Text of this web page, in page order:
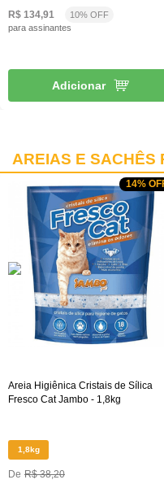
R$ 134,91
10% OFF
para assinantes
Adicionar
AREIAS E SACHÊS
14%
Areia Higiênica Cristais de Sílica
Fresco Cat Jambo - 1,8kg
1,8kg
R$ 38,20